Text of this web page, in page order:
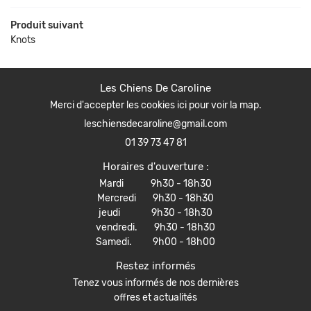
CONTACT
Produit suivant
Knots
Les Chiens De Caroline
Merci d'accepter les cookies icipour voir la map.
01 39 73 47 81
Horaires d'ouverture :
Mardi 9h30 - 18h30
Mercredi 9h30 - 18h30
jeudi 9h30 - 18h30
vendredi. 9h30 - 18h30
Samedi. 9h00 - 18h00
Restez informés
Tenez vous informés de nos dernières
offres et actualités